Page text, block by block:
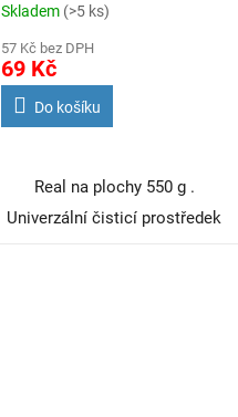
Skladem (>5 ks)
57 Kč bez DPH
69 Kč
Do košíku
Real na plochy 550 g .
Univerzální čisticí prostředek